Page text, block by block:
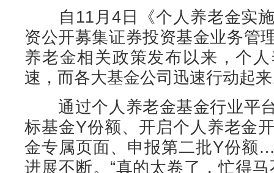
自11月4日《个人养老金实施
资公开募集证券投资基金业务管
养老金相关政策发布以来，个
速，而各大基金公司迅速行动起
通过个人养老金基金行业平
标基金Y份额、开启个人养老金
金专属页面、申报第二批Y份
进展不断。“真的太卷了，忙得